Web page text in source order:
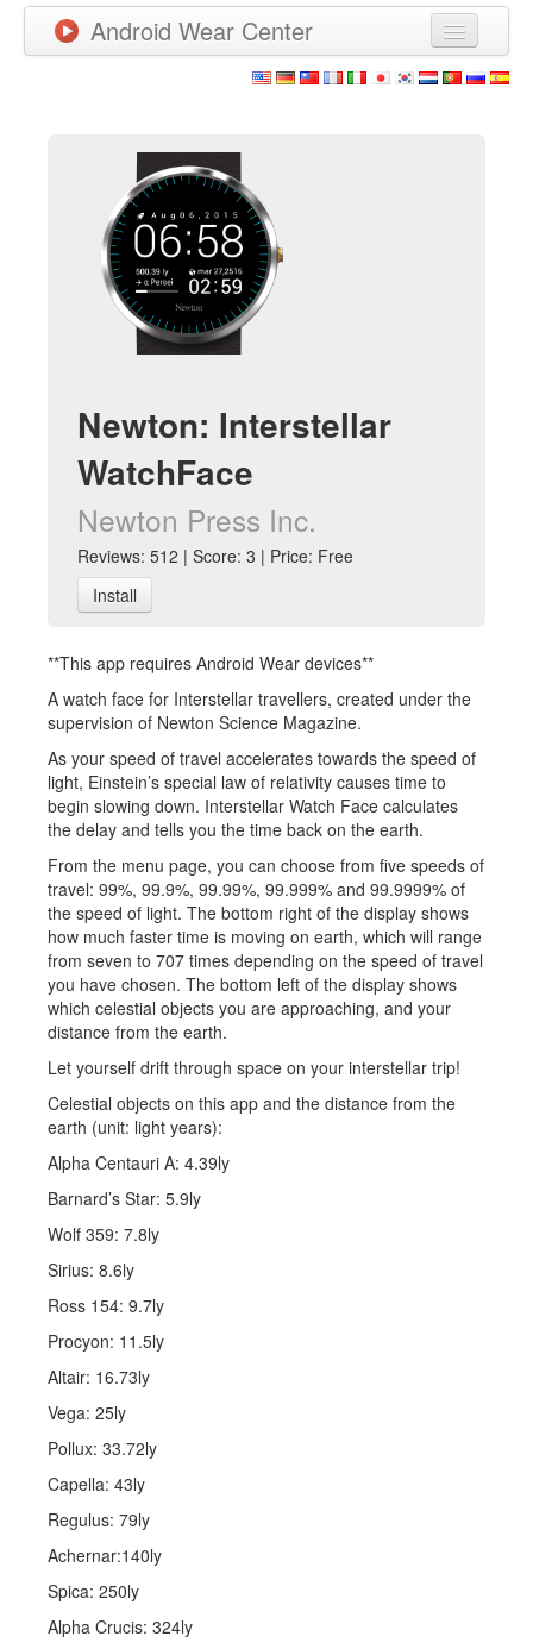
Android Wear Center
New Releases
Watchfaces
Newton: Interstellar
WatchFace
Newton Press Inc.
Reviews: 512 | Score: 3 | Price: Free
Install
**This app requires Android Wear devices**
A watch face for Interstellar travellers, created under the
supervision of Newton Science Magazine.
As your speed of travel accelerates towards the speed of
light, Einstein’s special law of relativity causes time to
begin slowing down. Interstellar Watch Face calculates
the delay and tells you the time back on the earth.
From the menu page, you can choose from five speeds of
travel: 99%, 99.9%, 99.99%, 99.999% and 99.9999% of
the speed of light. The bottom right of the display shows
how much faster time is moving on earth, which will range
from seven to 707 times depending on the speed of travel
you have chosen. The bottom left of the display shows
which celestial objects you are approaching, and your
distance from the earth.
Let yourself drift through space on your interstellar trip!
Celestial objects on this app and the distance from the
earth (unit: light years):
Alpha Centauri A: 4.39ly
Barnard’s Star: 5.9ly
Wolf 359: 7.8ly
Sirius: 8.6ly
Ross 154: 9.7ly
Procyon: 11.5ly
Altair: 16.73ly
Vega: 25ly
Pollux: 33.72ly
Capella: 43ly
Regulus: 79ly
Achernar:140ly
Spica: 250ly
Alpha Crucis: 324ly